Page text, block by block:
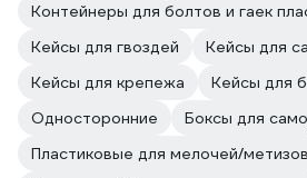
Контейнеры для болтов и гаек
Кейсы для гвоздей
Кейсы для
Кейсы для крепежа
Кейсы для
Односторонние
Боксы для
Пластиковые для мелочей/метизов